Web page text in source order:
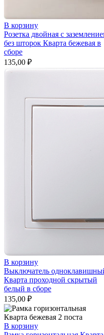
В корзину
Розетка двойная с
без шторок Кварта бежевая в
сборе
135,00 ₽
В корзину
Выключатель
Кварта проходной скрытый
белый в сборе
135,00 ₽
В корзину